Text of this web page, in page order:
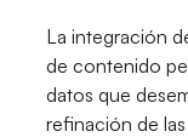
La integración
de contenido
datos que
refinación de